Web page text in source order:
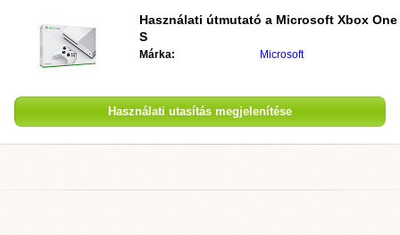
Használati útmutató a Microsoft Xbox One
S
Márka: Microsoft
Használati utasítás megjelenítése